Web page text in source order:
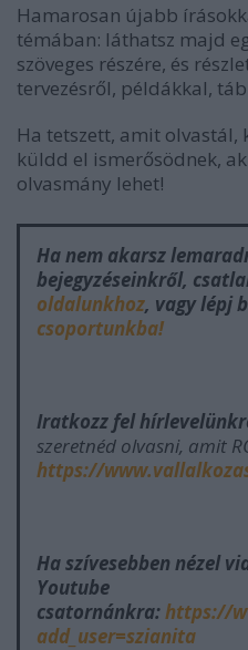
Hamarosan újabb
témában: láthatsz majd
szöveges részére, és
tervezésről, példákkal,
Ha tetszett, amit olvastál,
küldd el ismerősödnek,
olvasmány lehet!
Ha nem akarsz
bejegyzéseinkről,
oldalunkhoz, vagy lépj
csoportunkba!
Iratkozz fel
szeretnéd olvasni, amit
https://
Ha szívesebben nézel
Youtube
csatornánkra:https://
add_user=szianita